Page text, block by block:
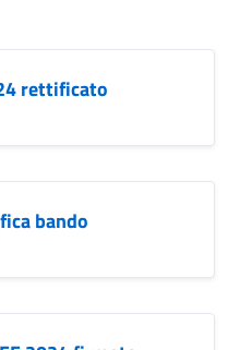
rettificato
bando